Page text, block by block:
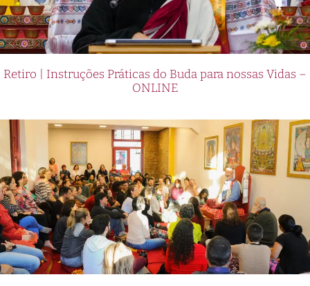
Retiro | Instruções Práticas do Buda para nossas Vidas –
ONLINE